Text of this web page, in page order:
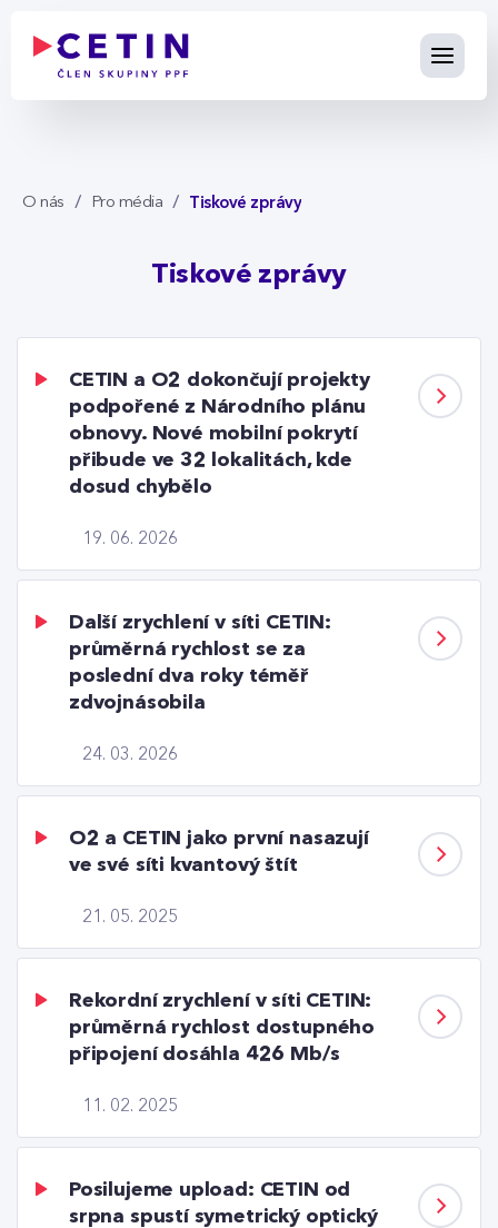
O nás Pro média Tiskové zprávy
Tiskové zprávy
19. 06. 2026
CETIN a O2 dokončují projekty
podpořené z Národního plánu
obnovy. Nové mobilní pokrytí
přibude ve 32 lokalitách, kde
dosud chybělo
24. 03. 2026
Další zrychlení v síti CETIN:
průměrná rychlost se za
poslední dva roky téměř
zdvojnásobila
21. 05. 2025
O2 a CETIN jako první nasazují
ve své síti kvantový štít
11. 02. 2025
Rekordní zrychlení v síti CETIN:
průměrná rychlost dostupného
připojení dosáhla 426 Mb/s
Posilujeme upload: CETIN od
srpna spustí symetrický optický